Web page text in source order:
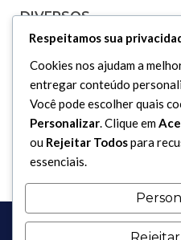
DIVERSOS
Curiosidades
Dicionário Islâmico
Downloads
Respeitamos sua
Cookies nos ajudam a
entregar conteúdo
Você pode escolher quais
Personalizar. Clique em
ou Rejeitar Todospara
essenciais.